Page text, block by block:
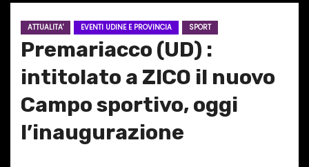
ATTUALITA' EVENTI UDINE E PROVINCIA SPORT
Premariacco (UD) :
intitolato a ZICO il nuovo
Campo sportivo, oggi
l’inaugurazione